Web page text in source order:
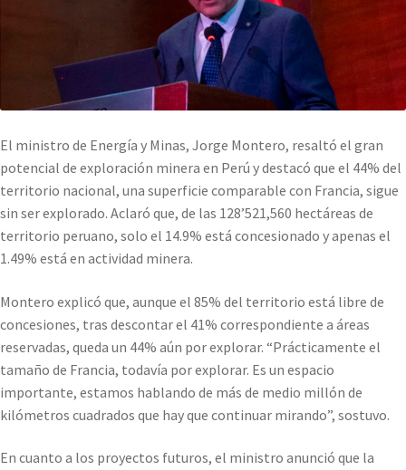
El ministro de Energía y Minas, Jorge Montero, resaltó el gran
potencial de exploración minera en Perú y destacó que el 44% del
territorio nacional, una superficie comparable con Francia, sigue
sin ser explorado. Aclaró que, de las 128’521,560 hectáreas de
territorio peruano, solo el 14.9% está concesionado y apenas el
1.49% está en actividad minera.
Montero explicó que, aunque el 85% del territorio está libre de
concesiones, tras descontar el 41% correspondiente a áreas
reservadas, queda un 44% aún por explorar. “Prácticamente el
tamaño de Francia, todavía por explorar. Es un espacio
importante, estamos hablando de más de medio millón de
kilómetros cuadrados que hay que continuar mirando”, sostuvo.
En cuanto a los proyectos futuros, el ministro anunció que la